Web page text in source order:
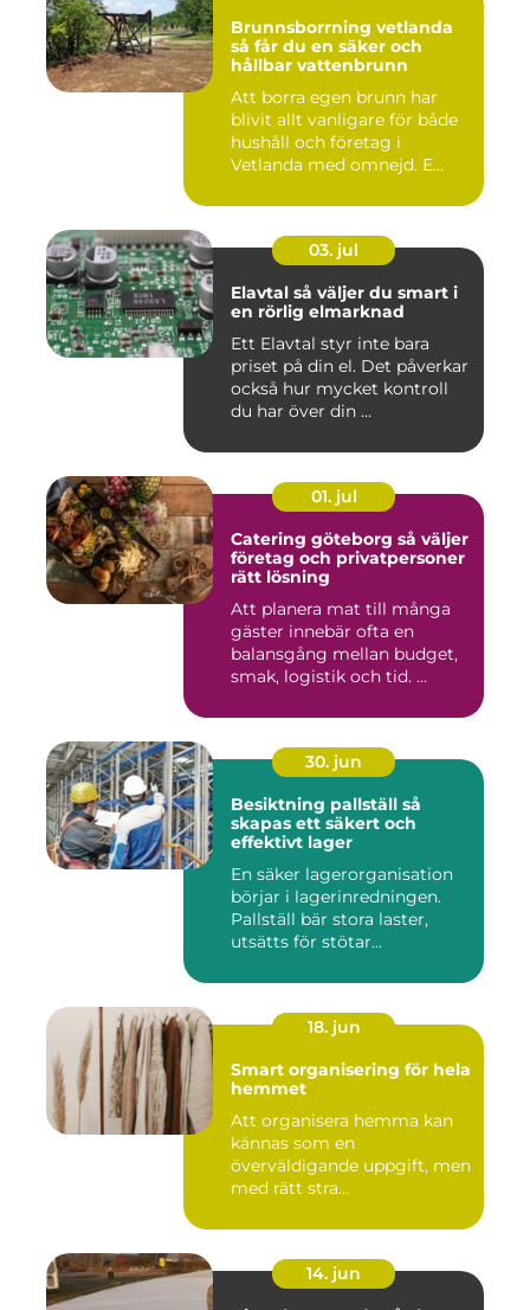
Brunnsborrning vetlanda
så får du en säker och
hållbar vattenbrunn
Att borra egen brunn har
blivit allt vanligare för både
hushåll och företag i
Vetlanda med omnejd. E...
03. jul
Elavtal så väljer du smart i
en rörlig elmarknad
Ett Elavtal styr inte bara
priset på din el. Det påverkar
också hur mycket kontroll
du har över din ...
01. jul
Catering göteborg så väljer
företag och privatpersoner
rätt lösning
Att planera mat till många
gäster innebär ofta en
balansgång mellan budget,
smak, logistik och tid. ...
30. jun
Besiktning pallställ så
skapas ett säkert och
effektivt lager
En säker lagerorganisation
börjar i lagerinredningen.
Pallställ bär stora laster,
utsätts för stötar...
18. jun
Smart organisering för hela
hemmet
Att organisera hemma kan
kännas som en
överväldigande uppgift, men
med rätt stra...
14. jun